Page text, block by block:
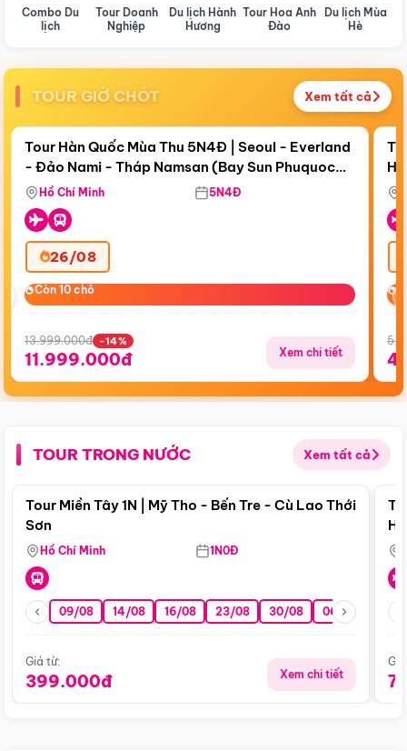
Combo Du
lịch
Tour Doanh
Nghiệp
Du lịch Hành
Hương
Tour Hoa Anh
Đào
Du lịch Mùa
Hè
TOUR GIỜ CHÓT Xem tất cả
Còn18 ngày 19:50:57
Bay Sun Phuquoc Airways
Điểm nổi bật
Tour Hàn Quốc Mùa Thu 5N4Đ | Seoul - Everland
- Đảo Nami - Tháp Namsan (Bay Sun Phuquoc
Airways)
Hồ Chí Minh 5N4Đ
26/08
Còn 10 chỗ
Còn 10 chỗ
13.999.000đ -14%
11.999.000đ Xem chi tiết
TOUR TRONG NƯỚC Xem tất cả
Điểm nổi bật
Tour Miền Tây 1N | Mỹ Tho - Bến Tre - Cù Lao Thới
Sơn
Hồ Chí Minh 1N0Đ
09/08 14/08 16/08 23/08 30/08 06/09 13/09
Giá từ:
399.000đ Xem chi tiết